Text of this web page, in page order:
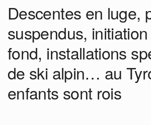
Descentes en luge,
suspendus,
fond, installations
de ski alpin… au
enfants sont rois